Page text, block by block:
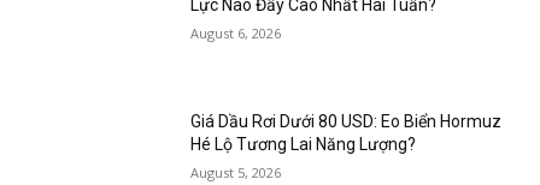
Lực Nào Đẩy Cao Nhất Hai Tuần?
August 6, 2026
Giá Dầu Rơi Dưới 80 USD: Eo Biển Hormuz
Hé Lộ Tương Lai Năng Lượng?
August 5, 2026